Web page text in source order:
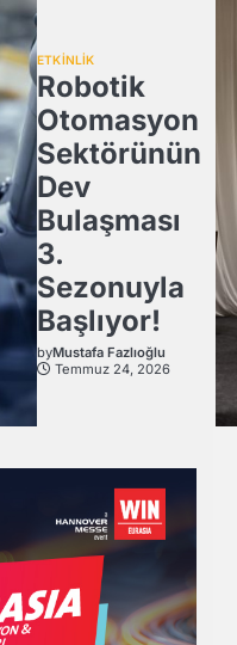
ETKİNLİK
Robotik
Otomasyon
Sektörünün
Dev
Bulaşması
3.
Sezonuyla
Başlıyor!
byMustafa Fazlıoğlu
Temmuz 24, 2026